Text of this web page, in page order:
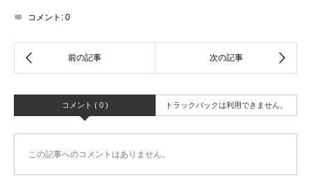
コメント: 0
コメント ( 0 ) トラックバックは利用できません。
この記事へのコメントはありません。